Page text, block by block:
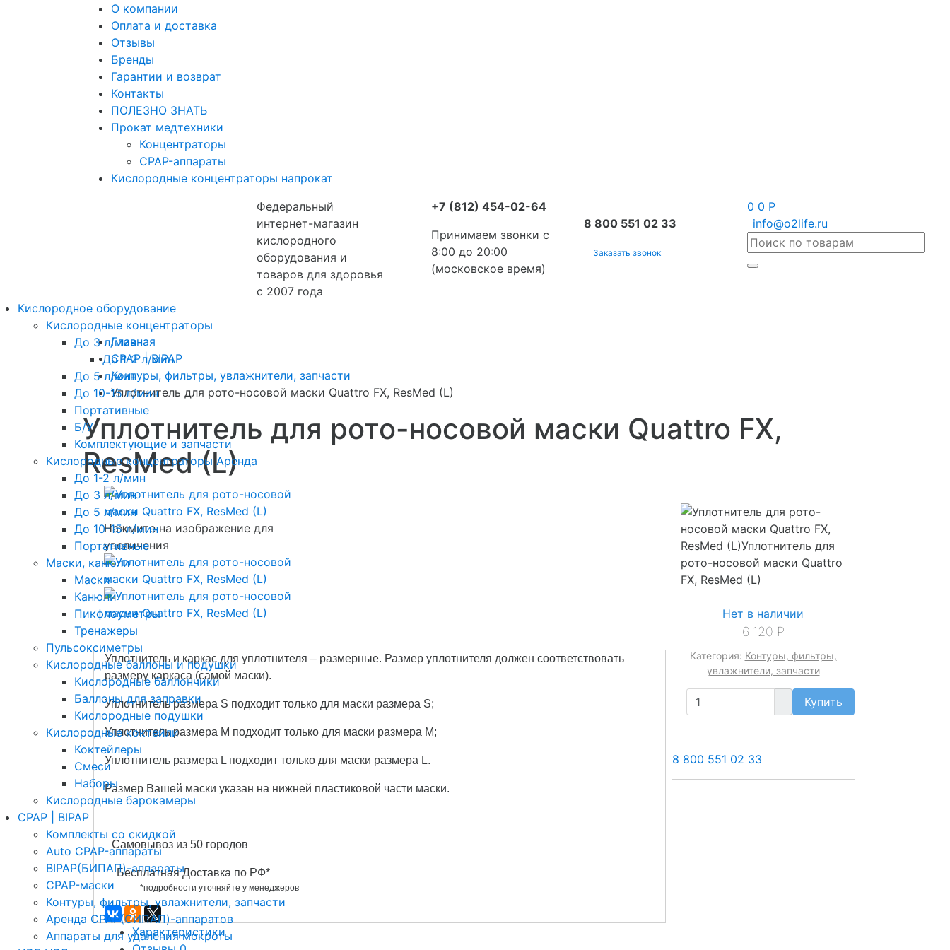
О компании
Оплата и доставка
Отзывы
Бренды
Гарантии и возврат
Контакты
ПОЛЕЗНО ЗНАТЬ
Прокат медтехники
Концентраторы
CPAP-аппараты
Кислородные концентраторы напрокат
Федеральный
интернет-магазин
кислородного
оборудования и
товаров для здоровья
с 2007 года
+7 (812) 454-02-64
Принимаем звонки с
8:00 до 20:00
(московское время)
8 800 551 02 33
Заказать звонок
0 0 Р
info@o2life.ru
Кислородное оборудование
Кислородные концентраторы
До 3 л/мин
До 1-2 л/мин
До 5 л/мин
До 10-15 л/мин
Портативные
Б/У
Комплектующие и запчасти
Кислородные концентраторы Аренда
До 1-2 л/мин
До 3 л/мин
До 5 л/мин
До 10-15 л/мин
Портативные
Маски, канюли
Маски
Канюли
Пикфлоуметры
Тренажеры
Пульсоксиметры
Кислородные баллоны и подушки
Кислородные баллончики
Баллоны для заправки
Кислородные подушки
Кислородные коктейли
Коктейлеры
Смеси
Наборы
Кислородные барокамеры
CPAP | BIPAP
Комплекты со скидкой
Auto CPAP-аппараты
BIPAP(БИПАП)-аппараты
CPAP-маски
Контуры, фильтры, увлажнители, запчасти
Аренда CPAP(СИПАП)-аппаратов
Аппараты для удаления мокроты
Главная
CPAP | BIPAP
Контуры, фильтры, увлажнители, запчасти
Уплотнитель для рото-носовой маски Quattro FX, ResMed (L)
Уплотнитель для рото-носовой маски Quattro FX,
ResMed (L)
Нажмите на изображение для
увеличения
Уплотнитель и каркас для уплотнителя – размерные. Размер уплотнителя должен соответствовать
размеру каркаса (самой маски).
Уплотнитель размера S подходит только для маски размера S;
Уплотнитель размера M подходит только для маски размера M;
Уплотнитель размера L подходит только для маски размера L.
Размер Вашей маски указан на нижней пластиковой части маски.
Самовывоз из 50 городов
Бесплатная Доставка по РФ*
*подробности уточняйте у менеджеров
Нет в наличии
6 120 Р
Категория: Контуры, фильтры,
увлажнители, запчасти
Купить
8 800 551 02 33
Характеристики